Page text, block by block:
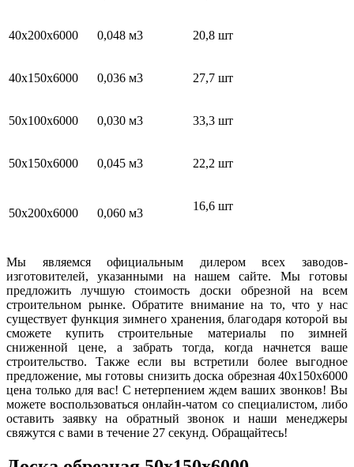
40х200х6000 0,048 м3 20,8 шт
40х150х6000 0,036 м3 27,7 шт
50х100х6000 0,030 м3 33,3 шт
50х150х6000 0,045 м3 22,2 шт
50х200х6000 0,060 м3
16,6 шт
Мы являемся официальным дилером всех заводов-
изготовителей, указанными на нашем сайте. Мы готовы
предложить лучшую стоимость доски обрезной на всем
строительном рынке. Обратите внимание на то, что у нас
существует функция зимнего хранения, благодаря которой вы
сможете купить строительные материалы по зимней
сниженной цене, а забрать тогда, когда начнется ваше
строительство. Также если вы встретили более выгодное
предложение, мы готовы снизить доска обрезная 40х150х6000
цена только для вас! С нетерпением ждем ваших звонков! Вы
можете воспользоваться онлайн-чатом со специалистом, либо
оставить заявку на обратный звонок и наши менеджеры
свяжутся с вами в течение 27 секунд. Обращайтесь!